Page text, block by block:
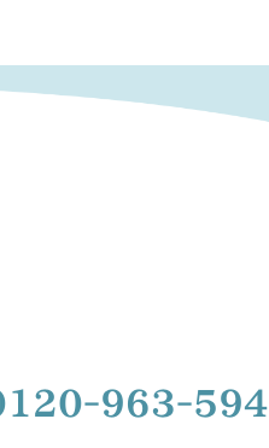
963-594